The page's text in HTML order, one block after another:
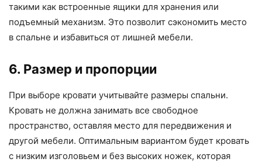
такими как встроенные ящики для хранения или
подъемный механизм. Это позволит сэкономить место
в спальне и избавиться от лишней мебели.
6. Размер и пропорции
При выборе кровати учитывайте размеры спальни.
Кровать не должна занимать все свободное
пространство, оставляя место для передвижения и
другой мебели. Оптимальным вариантом будет кровать
с низким изголовьем и без высоких ножек, которая